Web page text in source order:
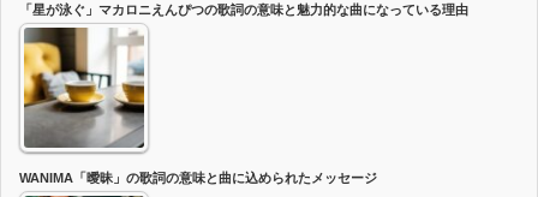
「星が泳ぐ」マカロニえんぴつの歌詞の意味と魅力的な曲になっている理由
WANIMA「曖昧」の歌詞の意味と曲に込められたメッセージ